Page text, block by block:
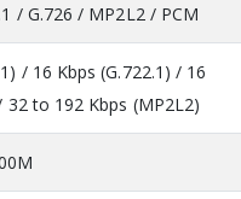
/ G.726 / MP2L2 / PCM
/ 16 Kbps (G.722.1) / 16
32 to 192 Kbps (MP2L2)